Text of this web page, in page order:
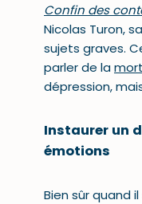
Confin des
Nicolas Turon,
sujets graves.
parler de lamort
dépression,
Instaurer un
émotions
Bien sûr quand il